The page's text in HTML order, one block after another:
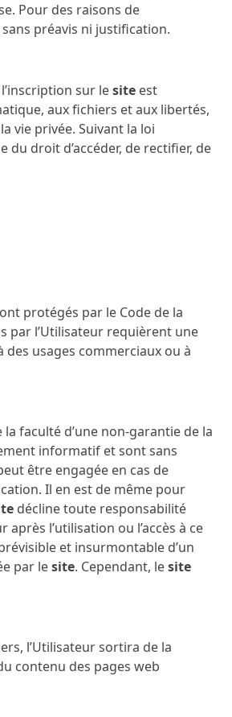
Pour des raisons de
préavis ni justification.
sur lesite est
aux fichiers et aux libertés,
vie privée. Suivant la loi
droit d’accéder, de rectifier, de
protégés par le Code de la
par l’Utilisateur requièrent une
usages commerciaux ou à
la faculté d’une non-garantie de la
informatif et sont sans
être engagée en cas de
Il en est de même pour
décline toute responsabilité
l’utilisation ou l’accès à ce
et insurmontable d’un
par lesite. Cependant, lesite
l’Utilisateur sortira de la
contenu des pages web